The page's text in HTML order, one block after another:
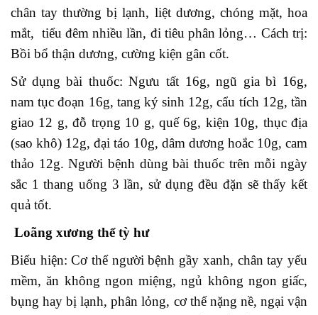
chân tay thường bị lạnh, liệt dương, chóng mặt, hoa
mắt, tiểu đêm nhiều lần, đi tiêu phân lỏng… Cách trị:
Bồi bổ thận dương, cường kiện gân cốt.
Sử dụng bài thuốc: Ngưu tất 16g, ngũ gia bì 16g,
nam tục đoạn 16g, tang ký sinh 12g, cẩu tích 12g, tần
giao 12 g, đỗ trọng 10 g, quế 6g, kiện 10g, thục địa
(sao khô) 12g, đại táo 10g, dâm dương hoắc 10g, cam
thảo 12g. Người bệnh dùng bài thuốc trên mỗi ngày
sắc 1 thang uống 3 lần, sử dụng đều đặn sẽ thấy kết
quả tốt.
Loãng xương thể tỳ hư
Biểu hiện: Cơ thể người bệnh gầy xanh, chân tay yếu
mềm, ăn không ngon miệng, ngủ không ngon giấc,
bụng hay bị lạnh, phân lỏng, cơ thể nặng nề, ngại vận